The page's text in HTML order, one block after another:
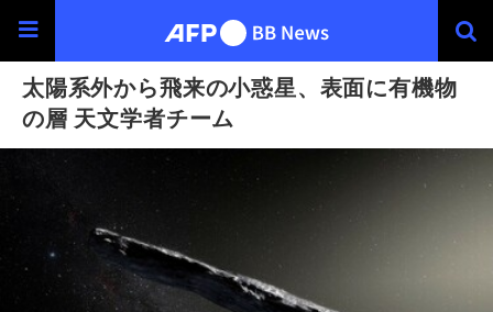
太陽系外から飛来の小惑星、表面に有機物
の層 天文学者チーム